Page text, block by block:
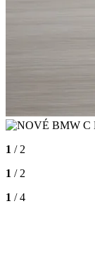
1 / 2
1 / 2
1 / 4